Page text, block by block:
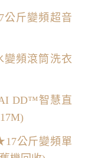
公斤變頻超音
變頻滾筒洗衣
DD™智慧直
公斤變頻單